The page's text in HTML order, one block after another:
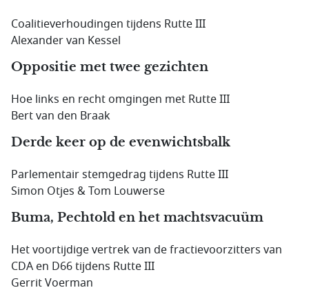
Coalitieverhoudingen tijdens Rutte III
Alexander van Kessel
Oppositie met twee gezichten
Hoe links en recht omgingen met Rutte III
Bert van den Braak
Derde keer op de evenwichtsbalk
Parlementair stemgedrag tijdens Rutte III
Simon Otjes & Tom Louwerse
Buma, Pechtold en het machtsvacuüm
Het voortijdige vertrek van de fractievoorzitters van
CDA en D66 tijdens Rutte III
Gerrit Voerman